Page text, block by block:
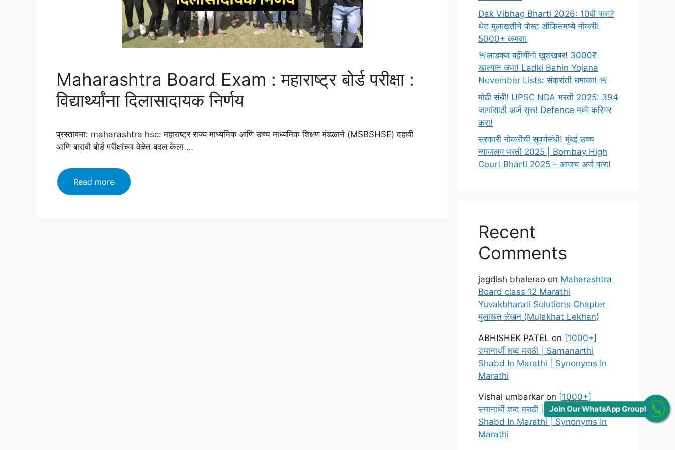
Maharashtra Board Exam : महाराष्ट्र बोर्ड परीक्षा :
विद्यार्थ्यांना दिलासादायक निर्णय
प्रस्तावना: maharashtra hsc: महाराष्ट्र राज्य माध्यमिक आणि उच्च माध्यमिक शिक्षण मंडळाने (MSBSHSE) दहावी
आणि बारावी बोर्ड परीक्षांच्या वेळेत बदल केला …
Read moreMaharashtra
Board
Dak Vibhag Bharti 2026: 10वी पास?
थेट मुलाखतीने पोस्ट ऑफिसमध्ये नोकरी!
5000+ कमवा!
🚨लाडक्या बहीणींनो खुशखबर! 3000₹
खात्यात जमा! Ladki Bahin Yojana
November Lists: संक्रांती धमाका! 🚨
मोठी संधी! UPSC NDA भरती 2025: 394
जागांसाठी अर्ज सुरू! Defence मध्ये करियर
करा!
सरकारी नोकरीची सुवर्णसंधी! मुंबई उच्च
न्यायालय भरती 2025 | Bombay High
Court Bharti 2025 – आजच अर्ज करा!
Recent
Comments
jagdish bhalerao on Maharashtra
Board class 12 Marathi
Yuvakbharati Solutions Chapter
मुलाखत लेखन (Mulakhat Lekhan)
ABHISHEK PATEL on [1000+]
समानार्थी शब्द मराठी | Samanarthi
Shabd In Marathi | Synonyms In
Marathi
Vishal umbarkar on [1000+]
समानार्थी शब्द मराठी | Samanarthi
Shabd In Marathi | Synonyms In
Marathi
Join Our WhatsApp Group!